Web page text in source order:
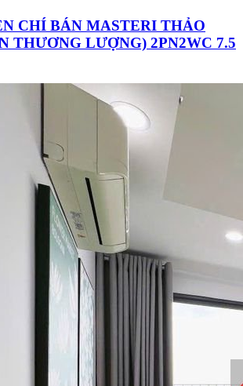
CHÍ BÁN MASTERI THẢO
THƯƠNG LƯỢNG) 2PN2WC 7.5